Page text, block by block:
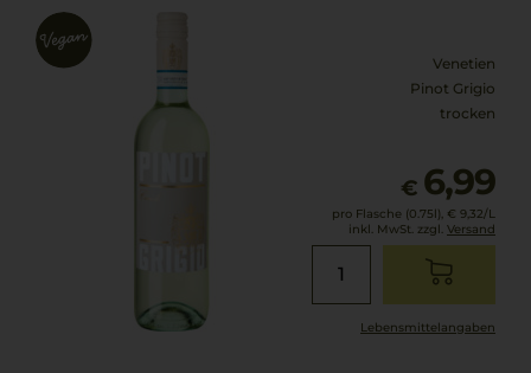
Venetien
Pinot Grigio
trocken
€ 6,99
pro Flasche (0.75l), € 9,32/L
inkl. MwSt. zzgl. Versand
Lebensmittel­angaben